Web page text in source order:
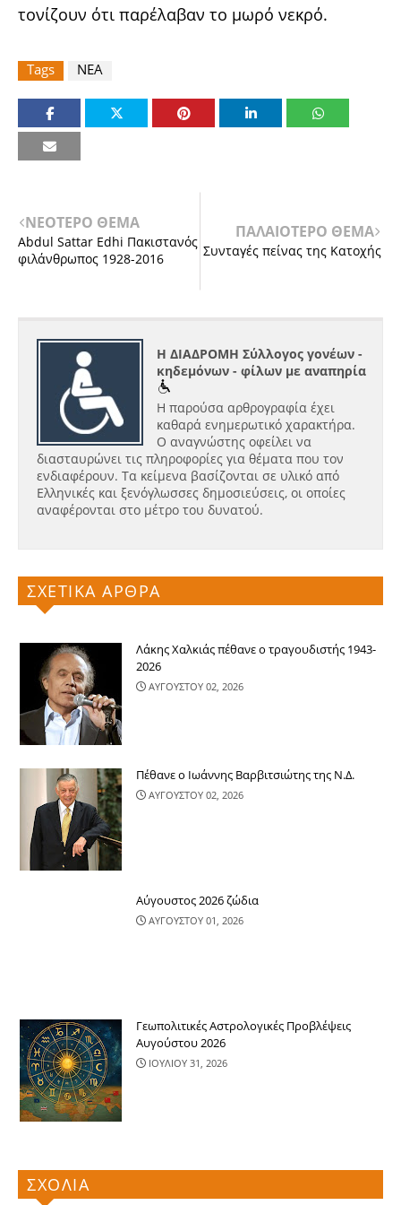
τονίζουν ότι παρέλαβαν το μωρό νεκρό.
Tags ΝΕΑ
ΝΕΟΤΕΡΟ ΘΕΜΑ
Abdul Sattar Edhi Πακιστανός
φιλάνθρωπος 1928-2016
ΠΑΛΑΙΟΤΕΡΟ ΘΕΜΑ
Συνταγές πείνας της Κατοχής
Η ΔΙΑΔΡΟΜΗ Σύλλογος γονέων -
κηδεμόνων - φίλων με αναπηρία
Η παρούσα αρθρογραφία έχει
καθαρά ενημερωτικό χαρακτήρα.
Ο αναγνώστης οφείλει να
διασταυρώνει τις πληροφορίες για θέματα που τον
ενδιαφέρουν. Τα κείμενα βασίζονται σε υλικό από
Ελληνικές και ξενόγλωσσες δημοσιεύσεις, οι οποίες
αναφέρονται στο μέτρο του δυνατού.
ΣΧΕΤΙΚΑ ΑΡΘΡΑ
Λάκης Χαλκιάς πέθανε ο τραγουδιστής 1943-
2026
ΑΥΓΟΥΣΤΟΥ 02, 2026
Πέθανε ο Ιωάννης Βαρβιτσιώτης της Ν.Δ.
ΑΥΓΟΥΣΤΟΥ 02, 2026
Αύγουστος 2026 ζώδια
ΑΥΓΟΥΣΤΟΥ 01, 2026
Γεωπολιτικές Αστρολογικές Προβλέψεις
Αυγούστου 2026
ΙΟΥΛΙΟΥ 31, 2026
ΣΧΟΛΙΑ